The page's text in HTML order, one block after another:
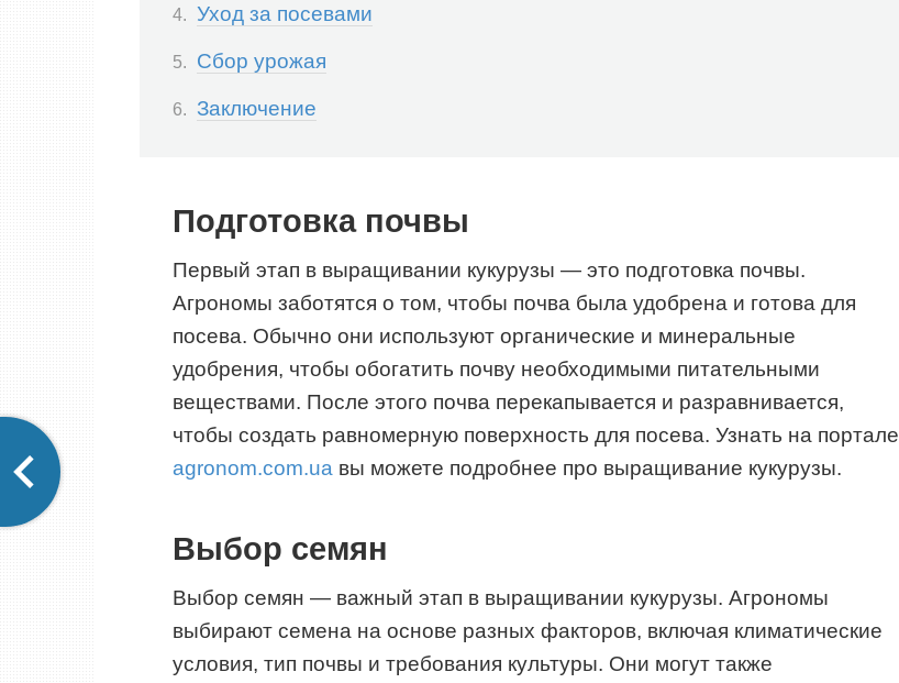
Уход за посевами
Сбор урожая
Заключение
Подготовка почвы
Первый этап в выращивании кукурузы — это подготовка почвы.
Агрономы заботятся о том, чтобы почва была удобрена и готова для
посева. Обычно они используют органические и минеральные
удобрения, чтобы обогатить почву необходимыми питательными
веществами. После этого почва перекапывается и разравнивается,
чтобы создать равномерную поверхность для посева. Узнать на портале
agronom.com.ua вы можете подробнее про выращивание кукурузы.
Выбор семян
Выбор семян — важный этап в выращивании кукурузы. Агрономы
выбирают семена на основе разных факторов, включая климатические
условия, тип почвы и требования культуры. Они могут также